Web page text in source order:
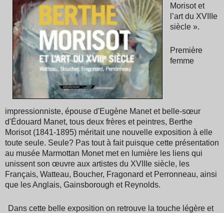
Morisot et
l’art du XVIIIe
siècle ».
Première
femme
impressionniste, épouse d'Eugène Manet et belle-sœur
d'Édouard Manet, tous deux frères et peintres, Berthe
Morisot (1841-1895) méritait une nouvelle exposition à elle
toute seule. Seule? Pas tout à fait puisque cette présentation
au musée Marmottan Monet met en lumière les liens qui
unissent son œuvre aux artistes du XVIIIe siècle, les
Français, Watteau, Boucher, Fragonard et Perronneau, ainsi
que les Anglais, Gainsborough et Reynolds.
Dans cette belle exposition on retrouve la touche légère et